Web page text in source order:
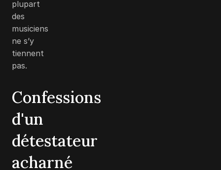
plupart
des
musiciens
ne s’y
tiennent
pas.
Confessions
d'un
détestateur
acharné